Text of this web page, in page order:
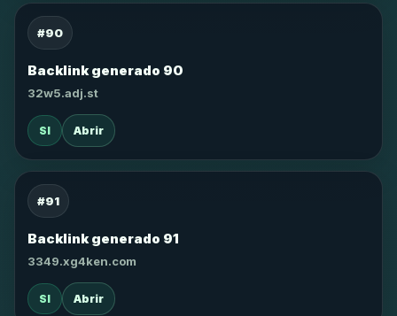
#90
Backlink generado 90
32w5.adj.st
SI Abrir
#91
Backlink generado 91
3349.xg4ken.com
SI Abrir